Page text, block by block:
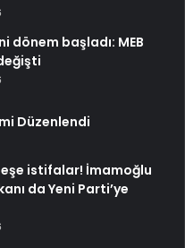
dönem başladı: MEB
Düzenlendi
istifalar! İmamoğlu
da Yeni Parti’ye